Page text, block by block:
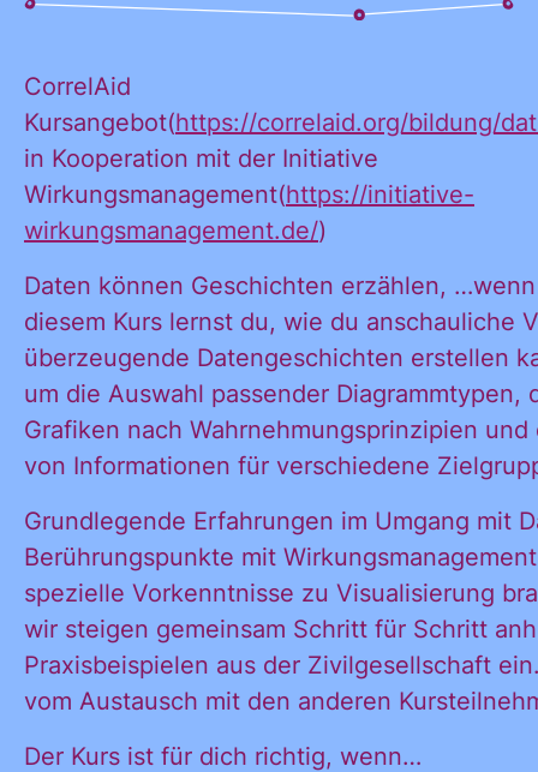
CorrelAid
Kursangebot(https://correlaid.org/bildung/
in Kooperation mit der Initiative
Wirkungsmanagement(https://initiative-
wirkungsmanagement.de/)
Daten können Geschichten erzählen,
diesem Kurs lernst du, wie du anschauliche
überzeugende Datengeschichten erstellen
um die Auswahl passender Diagrammtypen,
Grafiken nach Wahrnehmungsprinzipien
von Informationen für verschiedene
Grundlegende Erfahrungen im Umgang mit
Berührungspunkte mit
spezielle Vorkenntnisse zu Visualisierung
wir steigen gemeinsam Schritt für Schritt
Praxisbeispielen aus der Zivilgesellschaft
vom Austausch mit den anderen
Der Kurs ist für dich richtig, wenn…